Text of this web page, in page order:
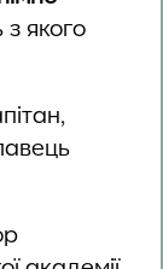
з якого